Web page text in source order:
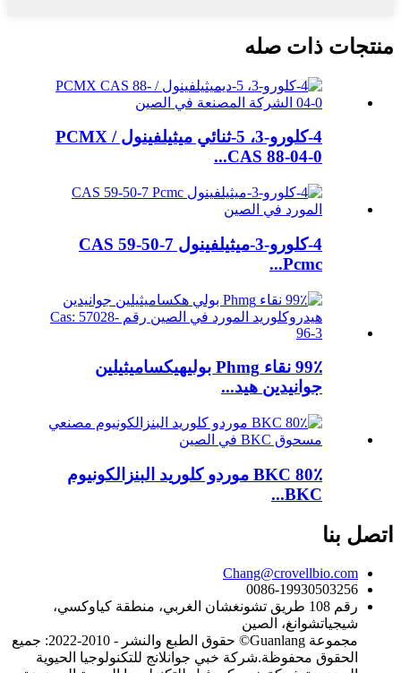
منتجات ذات صله
4-كلورو-3، 5-ثنائي ميثيلفينول / PCMX
CAS 88-04-0...
4-كلورو-3-ميثيلفينول CAS 59-50-7
Pcmc...
99٪ نقاء Phmg بوليهيكساميثيلين
جوانيدين هيد...
BKC 80٪ موردو كلوريد البنزالكونيوم
BKC...
اتصل بنا
Chang@crovellbio.com
0086-19930503256
رقم 108 طريق تشونغشان الغربي، منطقة كياوكسي،
شيجياتشوانغ، الصين
مجموعة Guanlang© حقوق الطبع والنشر - 2010-2022: جميع
الحقوق محفوظة.شركة خبي جوانلانج للتكنولوجيا الحيوية